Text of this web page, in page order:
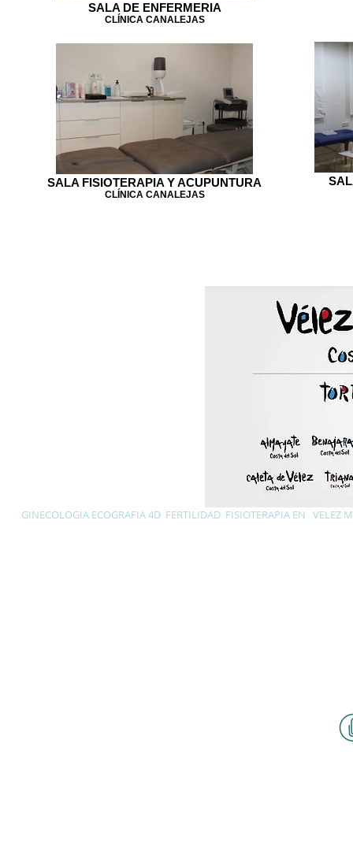
SALA DE ENFERMERIA
CLÍNICA CANALEJAS
SALA FISIOTERAPIA Y ACUPUNTURA
CLÍNICA CANALEJAS
GINECOLOGIA ECOGRAFIA 4D FERTILIDAD FISIOTERAPIA EN VELEZ